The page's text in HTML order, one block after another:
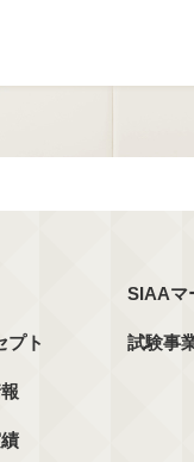
プト
SIAAマ
試験事